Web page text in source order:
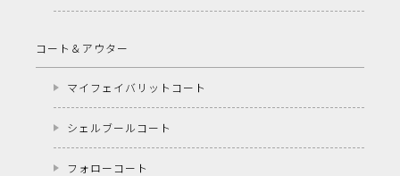
コート＆アウター
マイフェイバリットコート
シェルブールコート
フォローコート